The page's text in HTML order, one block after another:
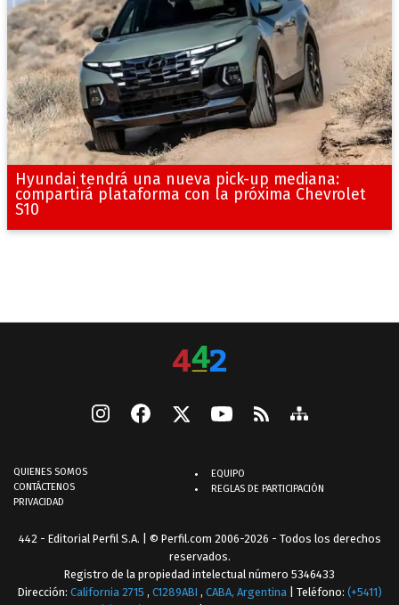
Hyundai tendrá una nueva pick-up mediana:
compartirá plataforma con la próxima Chevrolet
S10
QUIENES SOMOS
CONTÁCTENOS
PRIVACIDAD
EQUIPO
REGLAS DE PARTICIPACIÓN
442 - Editorial Perfil S.A. | © Perfil.com 2006-2026 - Todos los derechos
reservados.
Registro de la propiedad intelectual número 5346433
Dirección: California 2715 , C1289ABI , CABA, Argentina | Teléfono: (+5411)